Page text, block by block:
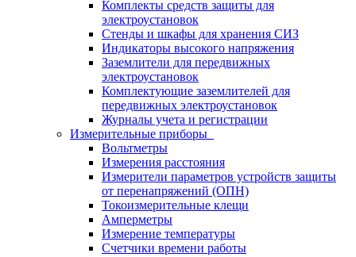
Комплекты средств защиты для
электроустановок
Стенды и шкафы для хранения СИЗ
Индикаторы высокого напряжения
Заземлители для передвижных
электроустановок
Комплектующие заземлителей для
передвижных электроустановок
Журналы учета и регистрации
Измерительные приборы
Вольтметры
Измерения расстояния
Измерители параметров устройств защиты
от перенапряжений (ОПН)
Токоизмерительные клещи
Амперметры
Измерение температуры
Счетчики времени работы